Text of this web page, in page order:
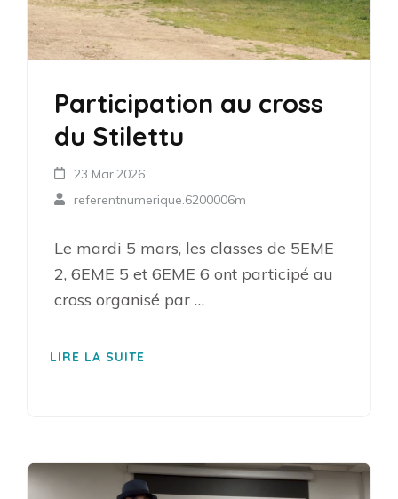
Participation au cross
du Stilettu
23 Mar,2026
referentnumerique.6200006m
Le mardi 5 mars, les classes de 5EME
2, 6EME 5 et 6EME 6 ont participé au
cross organisé par …
LIRE LA SUITE